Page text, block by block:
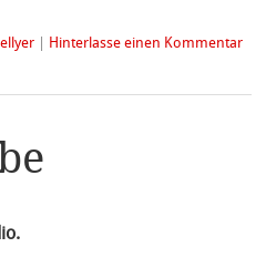
| Hinterlasse einen Kommentar